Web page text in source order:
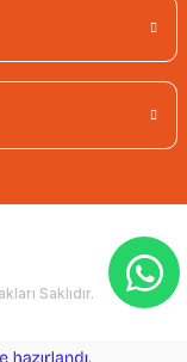
Saklıdır.